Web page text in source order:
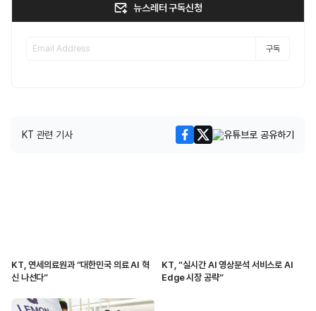
뉴스레터 구독신청
구독
KT 관련 기사
KT, 연세의료원과 “대한민국 의료 AI 혁
신 나선다”
KT, “실시간 AI 영상분석 서비스로 AI
Edge 시장 공략”